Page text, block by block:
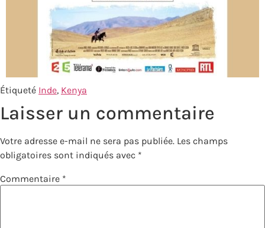
Étiqueté Inde, Kenya
Laisser un commentaire
Votre adresse e-mail ne sera pas publiée. Les champs
obligatoires sont indiqués avec *
Commentaire *